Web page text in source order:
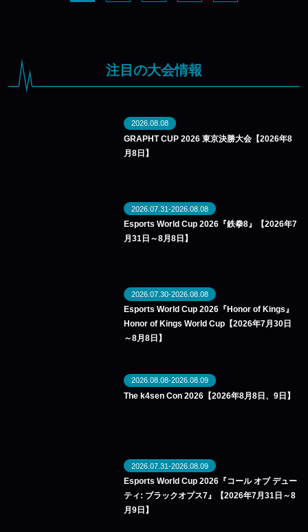
注目の大会情報
2026.08.08
GRAPHT CUP 2026 東京決勝大会【2026年8
月8日】
2026.07.31-2026.08.08
Esports World Cup 2026『鉄拳8』【2026年7
月31日～8月8日】
2026.07.30-2026.08.08
Esports World Cup 2026『Honor of Kings』
Honor of Kings World Cup【2026年7月30日
～8月8日】
2026.08.08-2026.08.09
The k4sen Con 2026【2026年8月8日、9日】
2026.07.31-2026.08.09
Esports World Cup 2026『コール オブ デュー
ティ: ブラックオプス7』【2026年7月31日～8
月9日】